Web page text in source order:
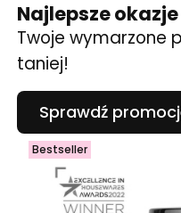
Najlepsze okazje
Twoje wymarzone
taniej!
Sprawdź
Bestseller